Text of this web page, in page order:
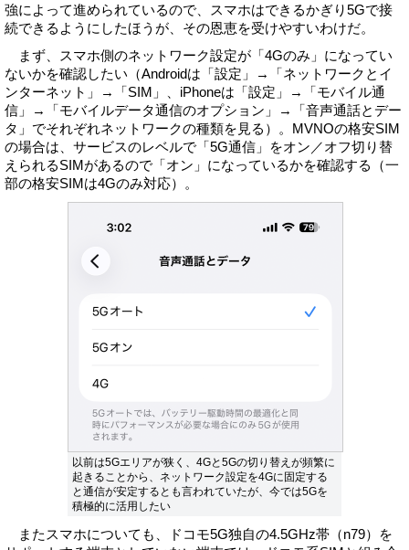
強によって進められているので、スマホはできるかぎり5Gで接
続できるようにしたほうが、その恩恵を受けやすいわけだ。
まず、スマホ側のネットワーク設定が「4Gのみ」になってい
ないかを確認したい（Androidは「設定」→「ネットワークとイ
ンターネット」→「SIM」、iPhoneは「設定」→「モバイル通
信」→「モバイルデータ通信のオプション」→「音声通話とデー
タ」でそれぞれネットワークの種類を見る）。MVNOの格安SIM
の場合は、サービスのレベルで「5G通信」をオン／オフ切り替
えられるSIMがあるので「オン」になっているかを確認する（一
部の格安SIMは4Gのみ対応）。
以前は5Gエリアが狭く、4Gと5Gの切り替えが頻繁に
起きることから、ネットワーク設定を4Gに固定する
と通信が安定するとも言われていたが、今では5Gを
積極的に活用したい
またスマホについても、ドコモ5G独自の4.5GHz帯（n79）を